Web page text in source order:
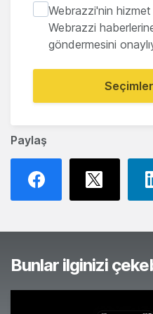
Paylaş
Webrazzi'nin
Webrazzi
göndermesini
Bunlar ilginizi